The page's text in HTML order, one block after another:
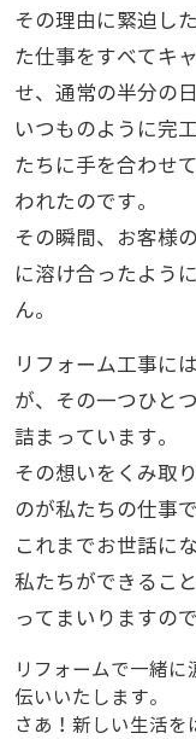
その理由に緊迫し
た仕事をすべてキ
せ、通常の半分の
いつものように完
たちに手を合わせ
われたのです。
その瞬間、お客様
に溶け合ったよう
ん。
リフォーム工事に
が、その一つひと
詰まっています。
その想いをくみ取
のが私たちの仕事
これまでお世話に
私たちができるこ
ってまいりますの
リフォームで一緒
伝いいたします。
さあ！新しい生活を